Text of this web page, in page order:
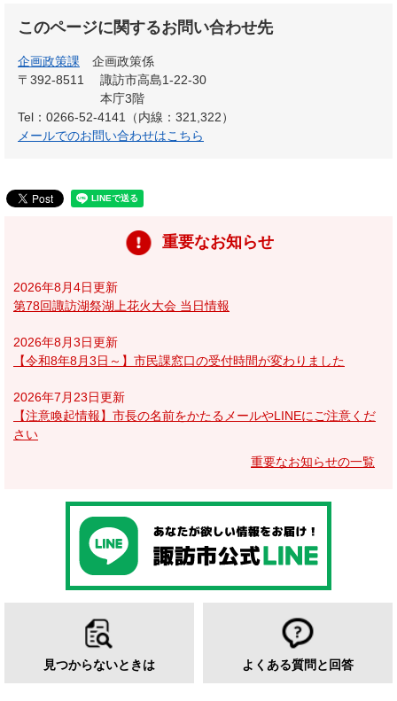
このページに関するお問い合わせ先
企画政策課
企画政策係
〒392-8511
諏訪市高島1-22-30
本庁3階
Tel：0266-52-4141（内線：321,322）
メールでのお問い合わせはこちら
重要なお知らせ
2026年8月4日更新
第78回諏訪湖祭湖上花火大会 当日情報
2026年8月3日更新
【令和8年8月3日～】市民課窓口の受付時間が変わりました
2026年7月23日更新
【注意喚起情報】市長の名前をかたるメールやLINEにご注意くだ
さい
重要なお知らせの一覧
見つからないときは よくある質問と回答